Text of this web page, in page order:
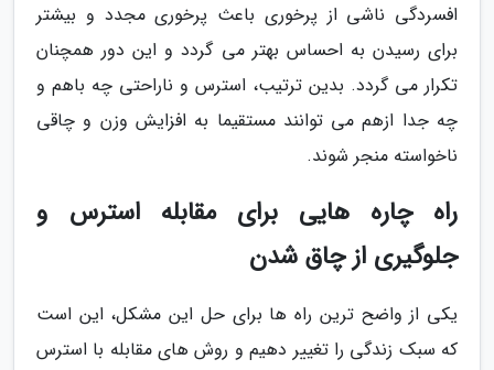
افسردگی ناشی از پرخوری باعث پرخوری مجدد و بیشتر
برای رسیدن به احساس بهتر می گردد و این دور همچنان
تکرار می گردد. بدین ترتیب، استرس و ناراحتی چه باهم و
چه جدا ازهم می توانند مستقیما به افزایش وزن و چاقی
ناخواسته منجر شوند.
راه چاره هایی برای مقابله استرس و
جلوگیری از چاق شدن
یکی از واضح ترین راه ها برای حل این مشکل، این است
که سبک زندگی را تغییر دهیم و روش های مقابله با استرس